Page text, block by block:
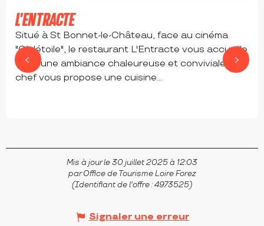
L'ENTRACTE
Situé à St Bonnet-le-Château, face au cinéma
"Cin'étoile", le restaurant L'Entracte vous accueille
dans une ambiance chaleureuse et conviviale. Le
chef vous propose une cuisine...
Mis à jour le 30 juillet 2025 à 12:03
par Office de Tourisme Loire Forez
(Identifiant de l'offre :4973525)
Signaler une erreur